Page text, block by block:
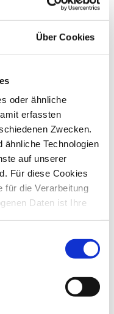
Über Cookies
oder ähnliche
erfassten
Zwecken.
Technologien
auf unserer
Für diese Cookies
für die Verarbeitung
Daten ist Ihre
einsetzen und die